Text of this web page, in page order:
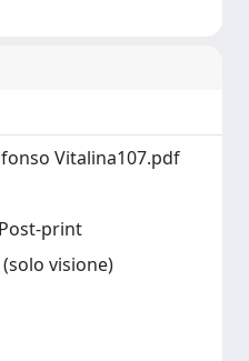
Vitalina107.pdf
print
visione)